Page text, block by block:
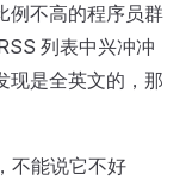
例不高的程序员群
列表中兴冲冲
现是全英文的，那
不能说它不好